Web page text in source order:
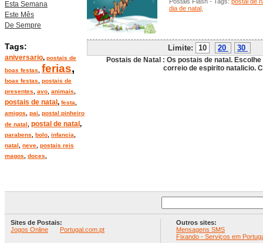
Esta Semana
Este Mês
De Sempre
Tags:
aniversario, postais de
boas festas
ferias,
boas festas
postais de
presentes
avo animais
postais de natal , festa
amigos
pai
postal pinheiro
de natal
postal de natal ,
parabens bolo infancia
natal
neve postais reis
magos
doces
dia de natal
Limite: 10 20 30
Postais de Natal : Os postais de natal.
correio de espirito natalicio.
Sites de Postais:
Jogos Online
Portugal.com.pt
Outros sites:
Mensagens SMS
Fixando - Serviços em